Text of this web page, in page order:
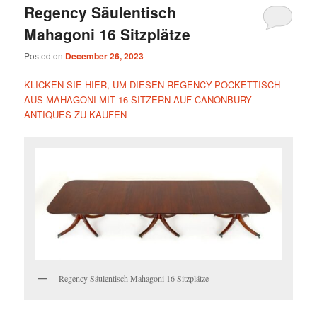
Regency Säulentisch
Mahagoni 16 Sitzplätze
Posted on December 26, 2023
KLICKEN SIE HIER, UM DIESEN REGENCY-POCKETTISCH
AUS MAHAGONI MIT 16 SITZERN AUF CANONBURY
ANTIQUES ZU KAUFEN
Regency Säulentisch Mahagoni 16 Sitzplätze